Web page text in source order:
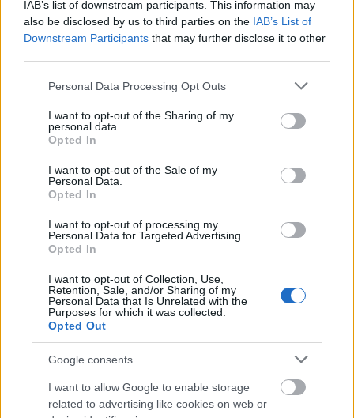
IAB’s list of downstream participants. This information may
also be disclosed by us to third parties on the IAB’s List of
Downstream Participants that may further disclose it to other
Please note that this website/app uses one or more Google
not limited to your visit or usage behaviour. You may click to
grant or deny consent to Google and its third-party tags to
use your data for below specified purposes in below Google
consent section.
Personal Data Processing Opt Outs
I want to opt-out of the Sharing of my
personal data.
Opted In
I want to opt-out of the Sale of my
Personal Data.
Opted In
I want to opt-out of processing my
Personal Data for Targeted Advertising.
Opted In
I want to opt-out of Collection, Use,
Retention, Sale, and/or Sharing of my
Personal Data that Is Unrelated with the
Purposes for which it was collected.
Opted Out
Google consents
I want to allow Google to enable storage
related to advertising like cookies on web or
ΔΙΑΒΑΖΟΝΤΑΙ ΤΩΡΑ
Οι μαμάκηδες του ζωδιακού: Αυτά τα ζώδια είναι
Τα 6 σημεία του σπιτιού που δεν χρειάζεται να
καθαρίζεις κάθε εβδομάδα
που ντύνεσαι